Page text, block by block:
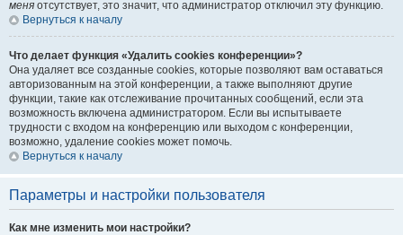
меня отсутствует, это значит, что администратор отключил эту функцию.
Вернуться к началу
Что делает функция «Удалить cookies конференции»?
Она удаляет все созданные cookies, которые позволяют вам оставаться
авторизованным на этой конференции, а также выполняют другие
функции, такие как отслеживание прочитанных сообщений, если эта
возможность включена администратором. Если вы испытываете
трудности с входом на конференцию или выходом с конференции,
возможно, удаление cookies может помочь.
Вернуться к началу
Параметры и настройки пользователя
Как мне изменить мои настройки?